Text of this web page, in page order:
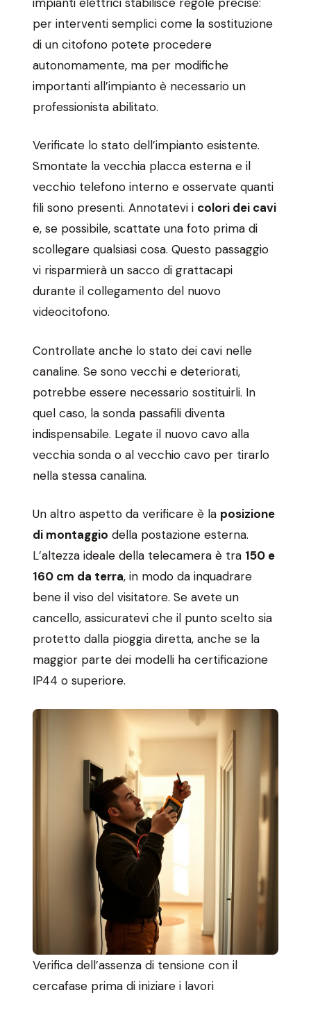
per interventi semplici come la sostituzione
di un citofono potete procedere
autonomamente, ma per modifiche
importanti all’impianto è necessario un
professionista abilitato.
Verificate lo stato dell’impianto esistente.
Smontate la vecchia placca esterna e il
vecchio telefono interno e osservate quanti
fili sono presenti. Annotatevi i colori dei cavi
e, se possibile, scattate una foto prima di
scollegare qualsiasi cosa. Questo passaggio
vi risparmierà un sacco di grattacapi
durante il collegamento del nuovo
videocitofono.
Controllate anche lo stato dei cavi nelle
canaline. Se sono vecchi e deteriorati,
potrebbe essere necessario sostituirli. In
quel caso, la sonda passafili diventa
indispensabile. Legate il nuovo cavo alla
vecchia sonda o al vecchio cavo per tirarlo
nella stessa canalina.
Un altro aspetto da verificare è la posizione
di montaggio della postazione esterna.
L’altezza ideale della telecamera è tra 150 e
160 cm da terra, in modo da inquadrare
bene il viso del visitatore. Se avete un
cancello, assicuratevi che il punto scelto sia
protetto dalla pioggia diretta, anche se la
maggior parte dei modelli ha certificazione
IP44 o superiore.
Verifica dell’assenza di tensione con il
cercafase prima di iniziare i lavori